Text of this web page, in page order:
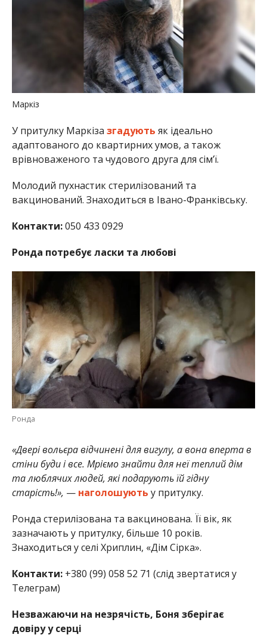
Маркіз
У притулку Маркіза згадують як ідеально
адаптованого до квартирних умов, а також
врівноваженого та чудового друга для сім’ї.
Молодий пухнастик стерилізований та
вакцинований. Знаходиться в Івано-Франківську.
Контакти:050 433 0929
Ронда потребує ласки та любові
Ронда
«Двері вольєра відчинені для вигулу, а вона вперта в
стіни буди і все. Мріємо знайти для неї теплий дім
та люблячих людей, які подарують їй гідну
старість!», — наголошують у притулку.
Ронда стерилізована та вакцинована. Її вік, як
зазначають у притулку, більше 10 років.
Знаходиться у селі Хриплин, «Дім Сірка».
Контакти:+380 (99) 058 52 71 (слід звертатися у
Телеграм)
Незважаючи на незрячість, Боня зберігає
довіру у серці